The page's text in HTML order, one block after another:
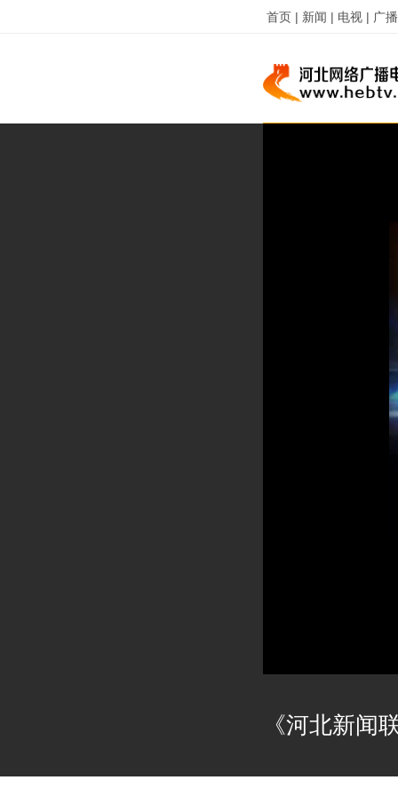
首页 | 新闻 | 电视 | 广
《河北新闻